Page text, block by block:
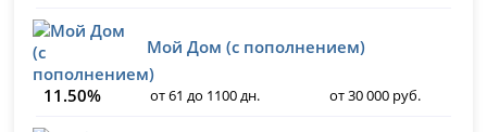
Мой Дом (с пополнением)
11.50% от 61 до 1100 дн. от 30 000 руб.